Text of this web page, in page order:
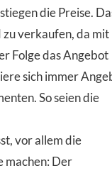
die Preise.
verkaufen, da mit
Folge das Angebot
sich immer
So seien die
vor allem die
machen: Der